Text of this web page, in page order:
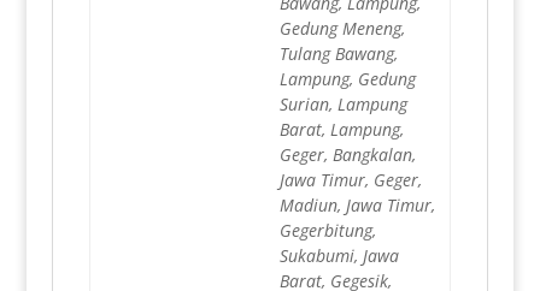
Gedung Meneng,
Tulang Bawang,
Lampung, Gedung
Surian, Lampung
Barat, Lampung,
Geger, Bangkalan,
Jawa Timur, Geger,
Madiun, Jawa Timur,
Gegerbitung,
Sukabumi, Jawa
Barat, Gegesik,